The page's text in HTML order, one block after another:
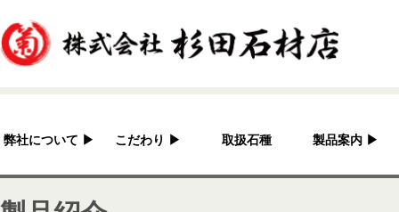
弊社について ▶
杉田石材店とは？
こだわり ▶
加工へのこだわり
取扱石種 製品案内 ▶
灯篭